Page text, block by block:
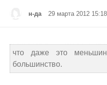
н-да 29 марта 2012 15:18
что даже это
большинство.